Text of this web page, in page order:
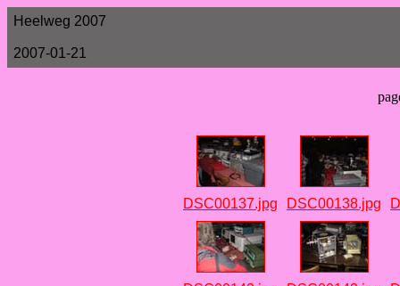
Heelweg 2007
2007-01-21
DSC00137.jpg DSC00138.jpg